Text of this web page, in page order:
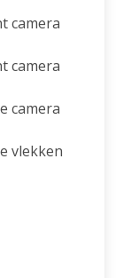
camera
camera
camera
vlekken